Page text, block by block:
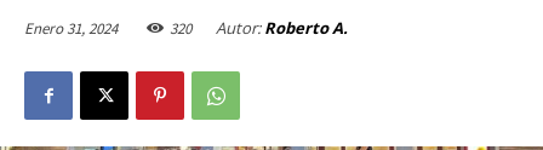
Enero 31, 2024 320 Autor: Roberto A.